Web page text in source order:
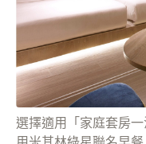
選擇適用「家庭套房